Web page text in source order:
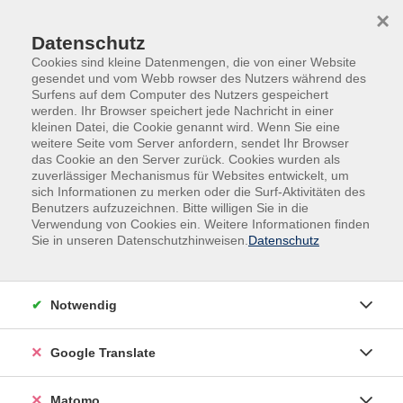
Downloads
Download kein Icon, keine Dateigröße
Datenschutz.jpg
Download mit Icon, keine Dateigröße
Download mit Icon und Dateigröße
Datenschutz.jpg
Datenschutz
Cookies sind kleine Datenmengen, die von einer Website
gesendet und vom Webb rowser des Nutzers während des
Surfens auf dem Computer des Nutzers gespeichert
werden. Ihr Browser speichert jede Nachricht in einer
kleinen Datei, die Cookie genannt wird. Wenn Sie eine
weitere Seite vom Server anfordern, sendet Ihr Browser
das Cookie an den Server zurück. Cookies wurden als
zuverlässiger Mechanismus für Websites entwickelt, um
sich Informationen zu merken oder die Surf-Aktivitäten des
Benutzers aufzuzeichnen. Bitte willigen Sie in die
Verwendung von Cookies ein. Weitere Informationen finden
Sie in unseren Datenschutzhinweisen. Datenschutz
×
Notwendig
Google Translate